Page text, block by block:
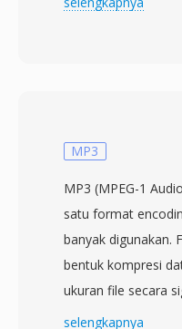
2 atau H.264
data closed
program
Kontainer ini
internal yang
memungkinkan
MP3
MP3 (MPEG-1
satu format
banyak digunakan.
bentuk kompresi
ukuran file secara
mempertahankan
selengkapnya